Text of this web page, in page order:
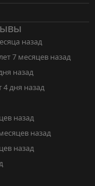
назад
7 месяцев назад
назад
4 дня назад
назад
назад
назад